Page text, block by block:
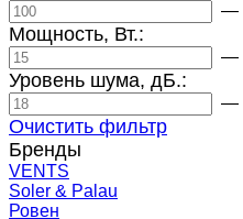
—
Мощность, Вт.:
—
Уровень шума, дБ.:
—
Очистить фильтр
Бренды
VENTS
Soler & Palau
Ровен